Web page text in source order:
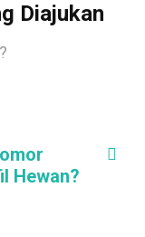
Diajukan
Hewan?